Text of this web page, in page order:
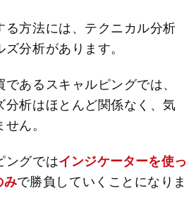
る方法には、テクニカル分析
分析があります。
あるスキャルピングでは、
分析はほとんど関係なく、気
ん。
ングではインジケーターを使っ
みで勝負していくことになりま